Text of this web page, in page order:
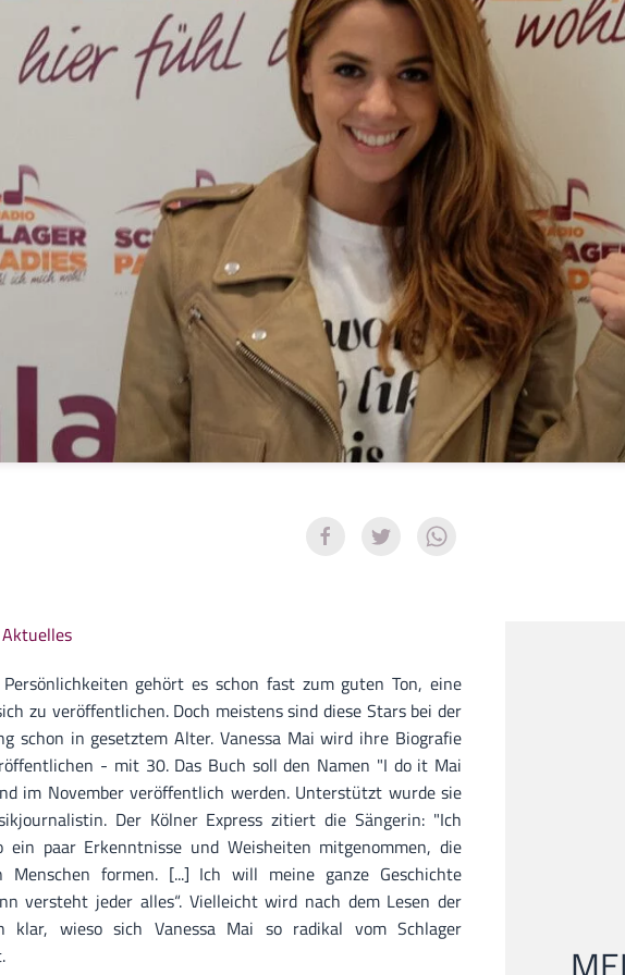
Aktuelles
gehört es schon fast zum guten Ton, eine
zu veröffentlichen. Doch meistens sind diese Stars bei der
schon in gesetztem Alter. Vanessa Mai wird ihre Biografie
- mit 30. Das Buch soll den Namen "I do it Mai
im November veröffentlich werden. Unterstützt wurde sie
Der Kölner Express zitiert die Sängerin: "Ich
ein paar Erkenntnisse und Weisheiten mitgenommen, die
Menschen formen. [...] Ich will meine ganze Geschichte
versteht jeder alles“. Vielleicht wird nach dem Lesen der
klar, wieso sich Vanessa Mai so radikal vom Schlager